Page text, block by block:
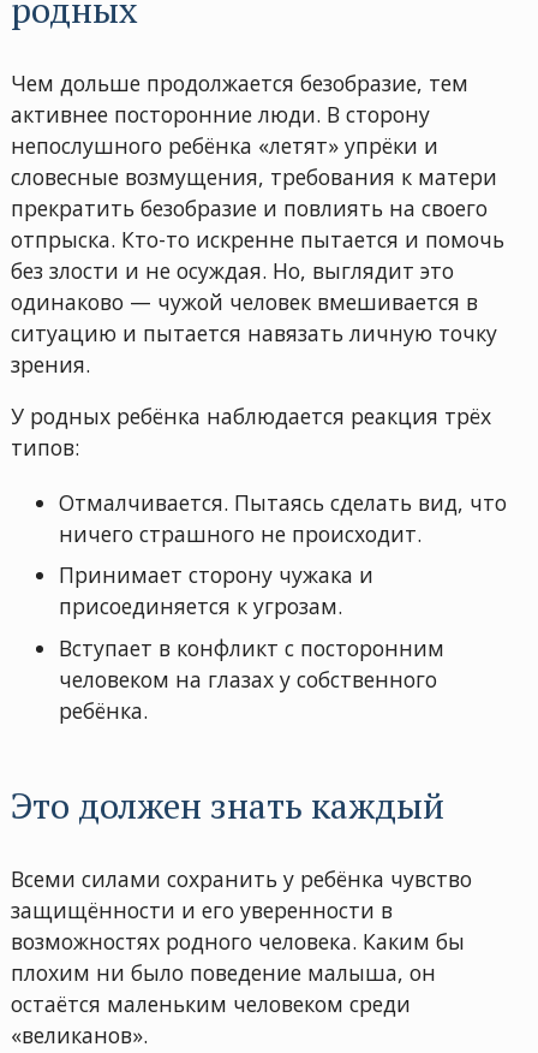
Чем дольше продолжается безобразие, тем
активнее посторонние люди. В сторону
непослушного ребёнка «летят» упрёки и
словесные возмущения, требования к матери
прекратить безобразие и повлиять на своего
отпрыска. Кто-то искренне пытается и помочь
без злости и не осуждая. Но, выглядит это
одинаково — чужой человек вмешивается в
ситуацию и пытается навязать личную точку
зрения.
У родных ребёнка наблюдается реакция трёх
типов:
Отмалчивается. Пытаясь сделать вид, что
ничего страшного не происходит.
Принимает сторону чужака и
присоединяется к угрозам.
Вступает в конфликт с посторонним
человеком на глазах у собственного
ребёнка.
Это должен знать каждый
Всеми силами сохранить у ребёнка чувство
защищённости и его уверенности в
возможностях родного человека. Каким бы
плохим ни было поведение малыша, он
остаётся маленьким человеком среди
«великанов».